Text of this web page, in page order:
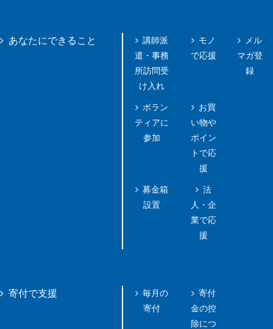
あなたにできること
講師派
遣・事務
所訪問受
け入れ
ボラン
ティアに
参加
募金箱
設置
モノ
で応援
お買
い物や
ポイン
トで応
援
法
人・企
業で応
援
メル
マガ登
録
寄付で支援
毎月の
寄付
寄付
金の控
除につ